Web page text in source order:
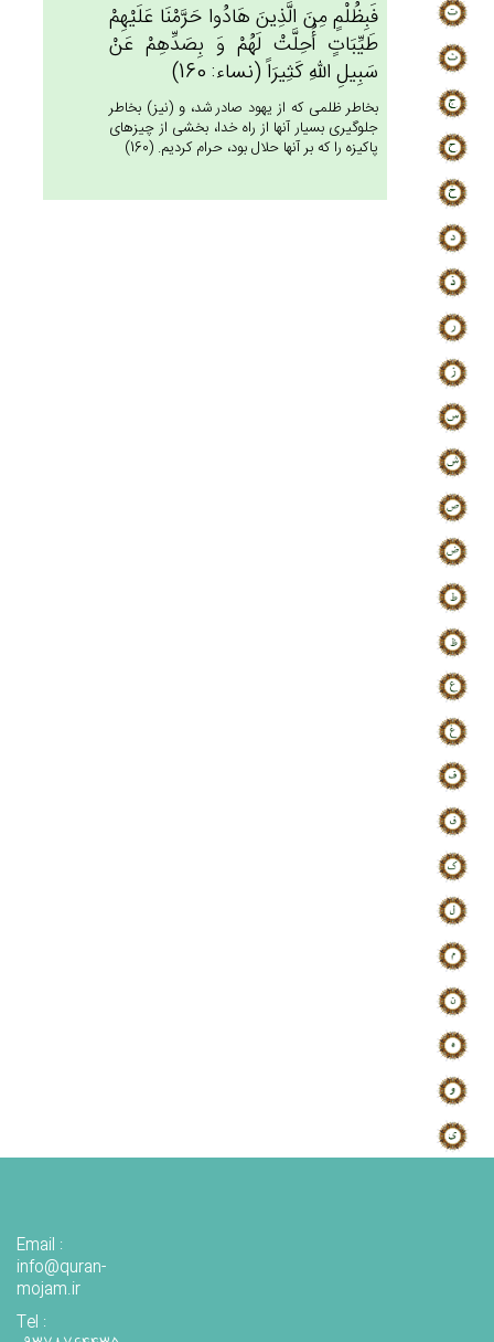
فَبِظُلْم‌ٍ مِن‌َ الَّذِين‌َ هَادُوا حَرَّمْنَا عَلَيْهِم‌ْ
طَيِّبَات‌ٍ أُحِلَّت‌ْ لَهُم‌ْ وَ بِصَدِّهِم‌ْ عَنْ‌
سَبِيل‌ِ الله‌ِ كَثِيرَاً (نساء: 160)
بخاطر ظلمى كه از يهود صادر شد، و (نيز) بخاطر
جلوگيرى بسيار آنها از راه خدا، بخشى از چيزهاى
پاكيزه را كه بر آنها حلال بود، حرام كرديم. (160)
Email :
info@quran-
mojam.ir
Tel :